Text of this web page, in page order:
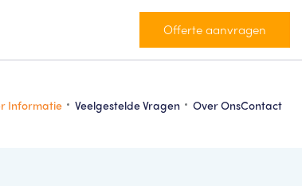
Offerte aanvragen
Informatie Veelgestelde Vragen Over OnsContact